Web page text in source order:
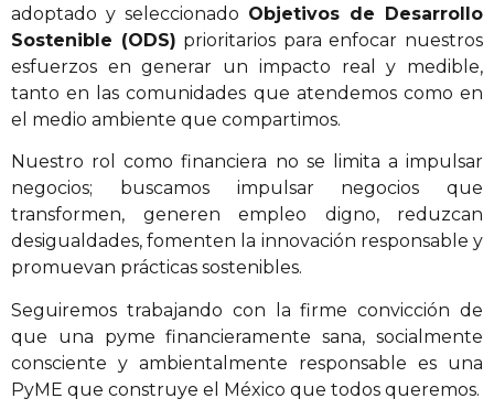
adoptado y seleccionado Objetivos de Desarrollo
Sostenible (ODS) prioritarios para enfocar nuestros
esfuerzos en generar un impacto real y medible,
tanto en las comunidades que atendemos como en
el medio ambiente que compartimos.
Nuestro rol como financiera no se limita a impulsar
negocios; buscamos impulsar negocios que
transformen, generen empleo digno, reduzcan
desigualdades, fomenten la innovación responsable y
promuevan prácticas sostenibles.
Seguiremos trabajando con la firme convicción de
que una pyme financieramente sana, socialmente
consciente y ambientalmente responsable es una
PyME que construye el México que todos queremos.